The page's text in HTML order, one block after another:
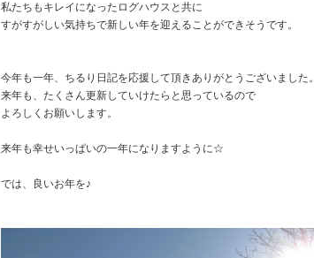
私たちもキレイになったログハウスと共に
すがすがしい気持ちで新しい年を迎えることができそうです。
今年も一年、ちるり日記を応援して頂きありがとうございました。
来年も、たくさん更新していけたらと思っているので
よろしくお願いします。
来年も幸せいっぱいの一年になりますように☆
では、良いお年を♪